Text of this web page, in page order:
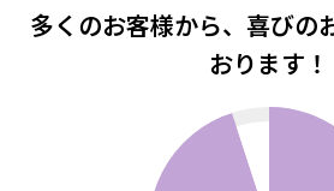
多くのお客様から、喜びの
おります！